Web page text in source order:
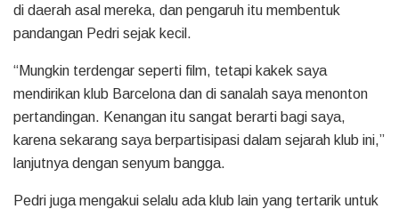
di daerah asal mereka, dan pengaruh itu membentuk
pandangan Pedri sejak kecil.
“Mungkin terdengar seperti film, tetapi kakek saya
mendirikan klub Barcelona dan di sanalah saya menonton
pertandingan. Kenangan itu sangat berarti bagi saya,
karena sekarang saya berpartisipasi dalam sejarah klub ini,”
lanjutnya dengan senyum bangga.
Pedri juga mengakui selalu ada klub lain yang tertarik untuk